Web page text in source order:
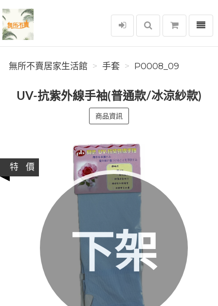
無所不賣居家生活館
選單
無所不賣居家生活館 手套 P0008_09
UV-抗紫外線手袖(普通款/冰涼紗款)
商品資訊
下架
特 價